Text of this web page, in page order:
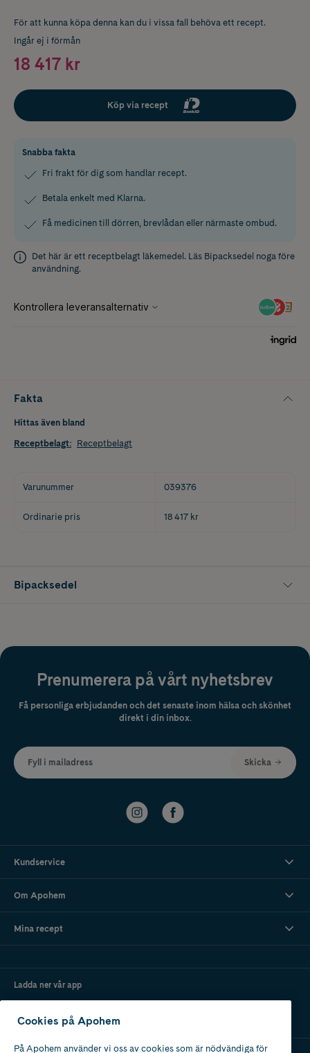
För att kunna köpa denna kan du i vissa fall behöva ett recept.
Ingår ej i förmån
18 417 kr
Köp via recept
Snabba fakta
Fri frakt för dig som handlar recept.
Betala enkelt med Klarna.
Få medicinen till dörren, brevlådan eller närmaste ombud.
Det här är ett receptbelagt läkemedel. Läs Bipacksedel noga före
användning.
Fakta
Hittas även bland
Receptbelagt: Receptbelagt
Varunummer 039376
Ordinarie pris 18 417 kr
Bipacksedel
Prenumerera på vårt nyhetsbrev
Få personliga erbjudanden och det senaste inom hälsa och skönhet
direkt i din inbox.
Fyll i mailadress Skicka
Kundservice
Om Apohem
Mina recept
Ladda ner vår app
Cookies på Apohem
På Apohem använder vi oss av cookies som är nödvändiga för